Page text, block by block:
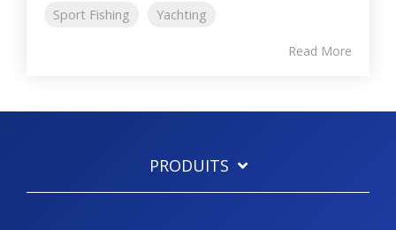
Sport Fishing
Yachting
Read More
PRODUITS